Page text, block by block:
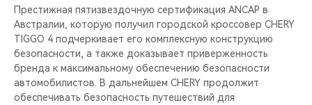
Престижная пятизвездочную сертификация ANCAP в
Австралии, которую получил городской кроссовер CHERY
TIGGO 4 подчеркивает его комплексную конструкцию
безопасности, а также доказывает приверженность
бренда к максимальному обеспечению безопасности
автомобилистов. В дальнейшем CHERY продолжит
обеспечивать безопасность путешествий для